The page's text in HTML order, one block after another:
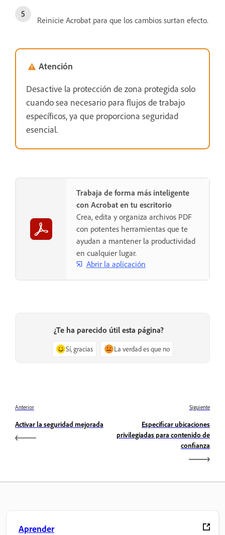
Reinicie Acrobat para que los cambios surtan efecto.
Atención
Desactive la protección de zona protegida solo
cuando sea necesario para flujos de trabajo
específicos, ya que proporciona seguridad
esencial.
Trabaja de forma más inteligente
con Acrobat en tu escritorio
Crea, edita y organiza archivos PDF
con potentes herramientas que te
ayudan a mantener la productividad
en cualquier lugar.
Abrir la aplicación
¿Te ha parecido útil esta página?
Sí, gracias La verdad es que no
Anterior
Activar la seguridad mejorada
Siguiente
Especificar ubicaciones
privilegiadas para contenido de
confianza
Aprender